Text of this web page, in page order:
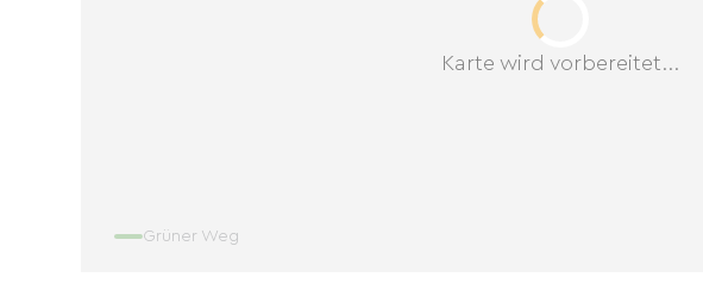
Karte wird vorbereitet...
Grüner Weg